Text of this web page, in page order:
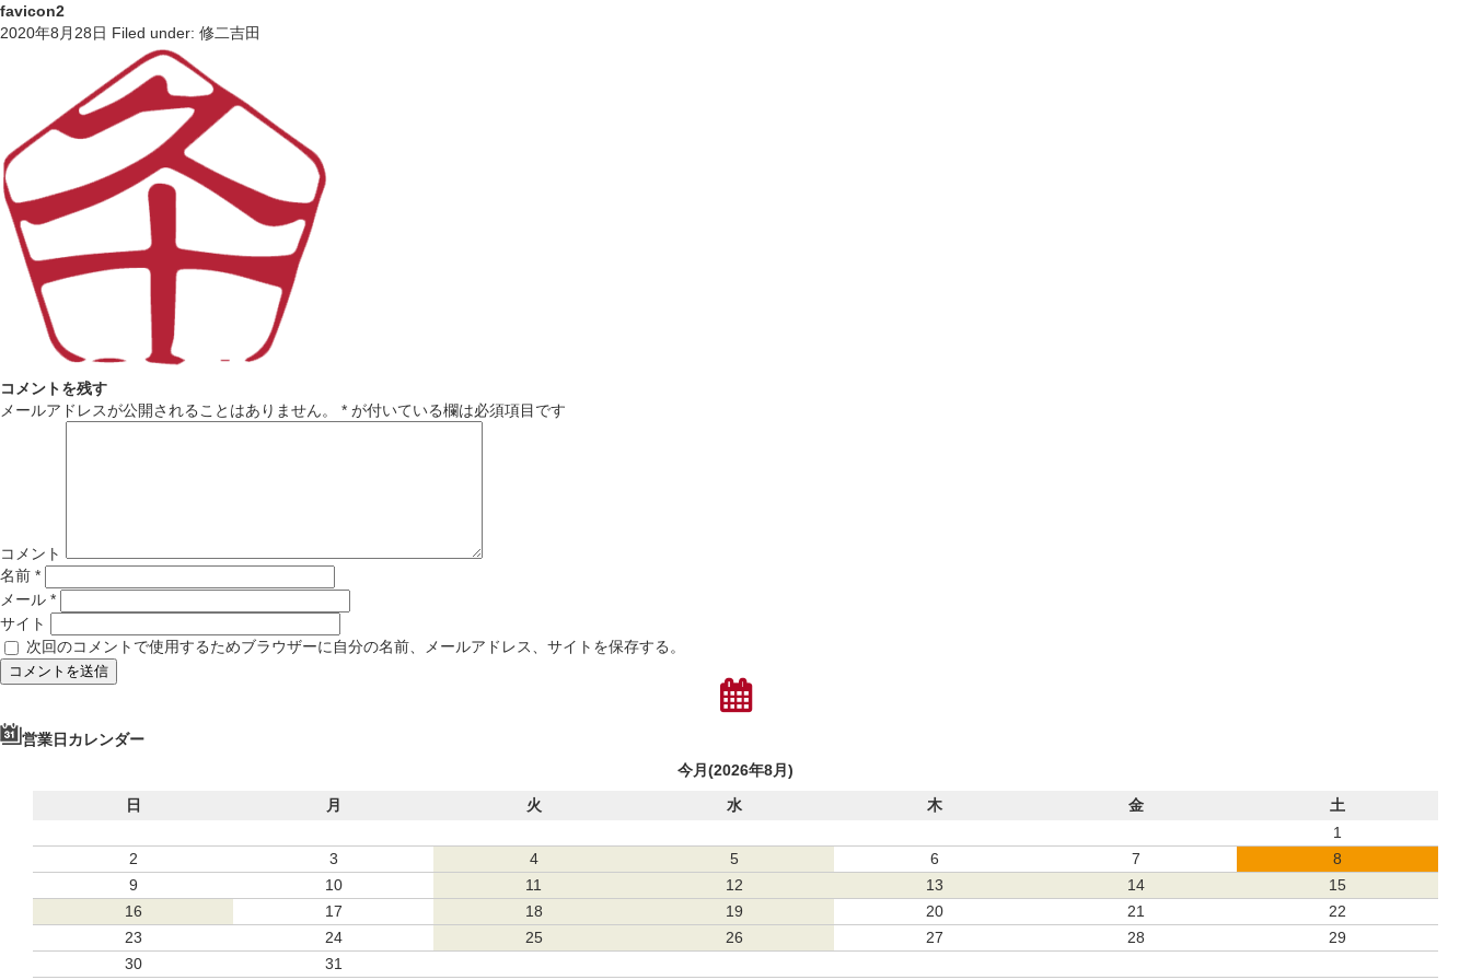
favicon2
2020年8月28日 Filed under: 修二吉田
コメントを残す
メールアドレスが公開されることはありません。
* が付いている欄は必須項目です
コメント
名前 *
メール *
サイト
次回のコメントで使用するためブラウザーに自分の名前、メールアドレス、サイトを保存する。
営業日カレンダー
今月(2026年8月)
日
月 火 水 木 金
土
1
2
3 4 5 6 7
8
9
10 11 12 13 14
15
16
17 18 19 20 21
22
23
24 25 26 27 28
29
30
31